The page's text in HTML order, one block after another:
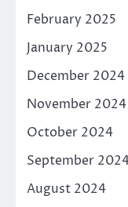
February 2025
January 2025
December 2024
November 2024
October 2024
September
August 2024